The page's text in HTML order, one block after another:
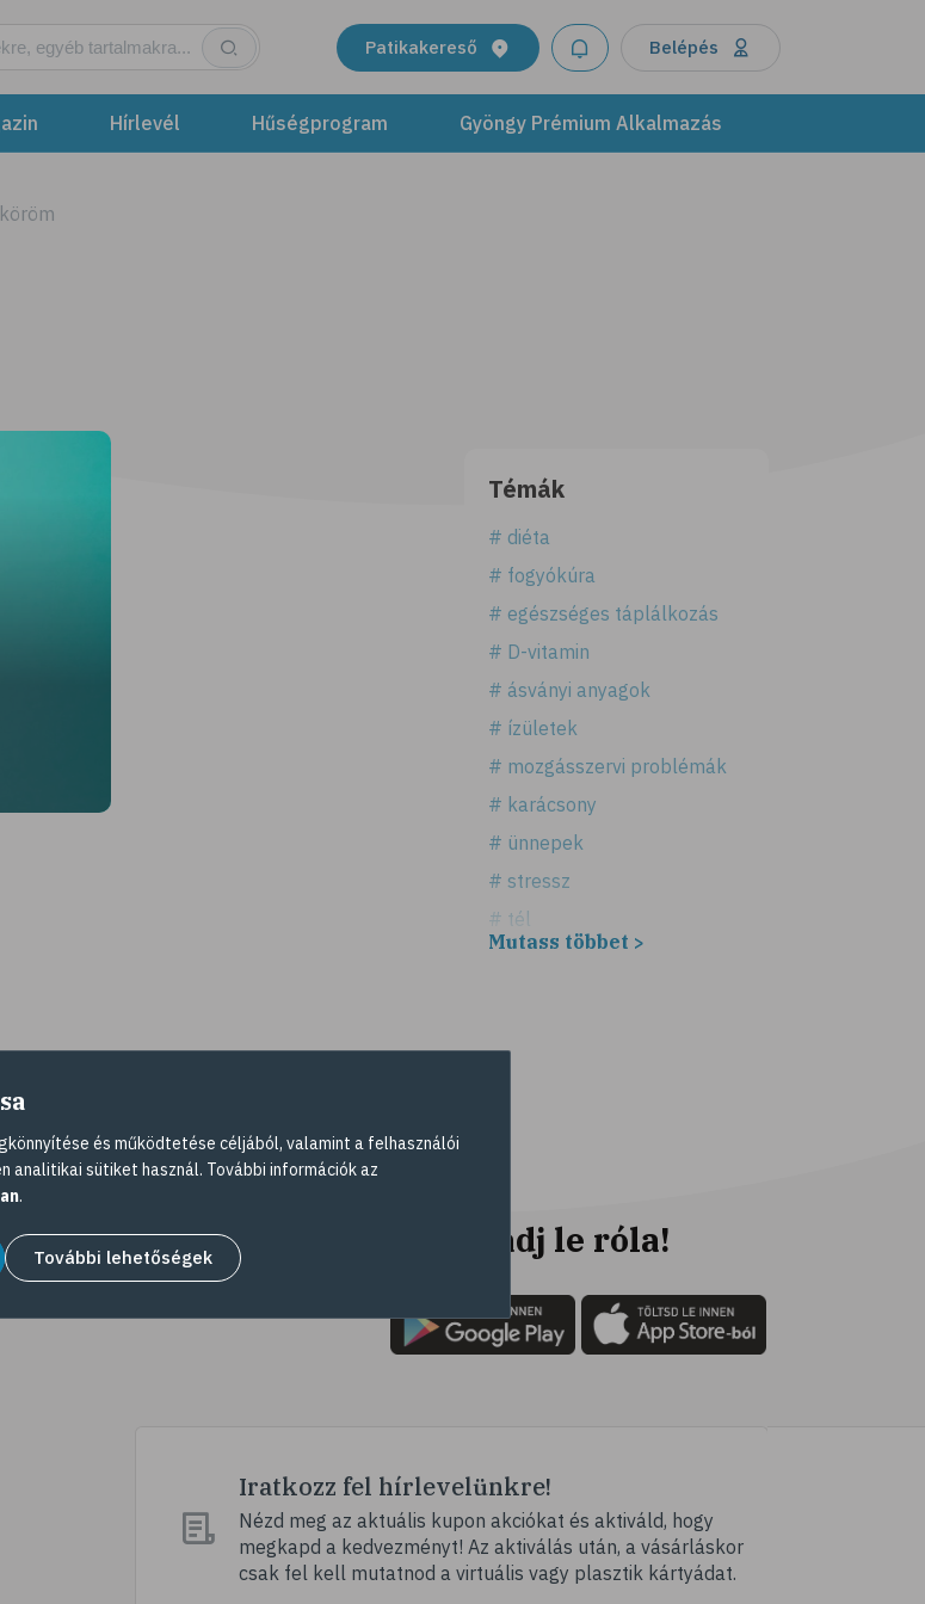
Patikakereső Belépés
Hírlevél Hűségprogram Gyöngy Prémium Alkalmazás
Témák
# diéta
# fogyókúra
# egészséges táplálkozás
# D-vitamin
# ásványi anyagok
# ízületek
# mozgásszervi problémák
# karácsony
# ünnepek
# stressz
# tél
# szerecsendió
# gyógynövények
# magas vérnyomás
# kardiovaszkuláris
# illóolaj
# szaloncukor
# recept
Mutass többet >
Ne maradj le róla!
Iratkozz fel hírlevelünkre!
Nézd meg az aktuális kupon akciókat és aktiváld, hogy
megkapd a kedvezményt! Az aktiválás után, a vásárláskor
csak fel kell mutatnod a virtuális vagy plasztik kártyádat.
és működtetése céljából, valamint a felhasználói
analitikai sütiket használ. További információk az
.
További lehetőségek